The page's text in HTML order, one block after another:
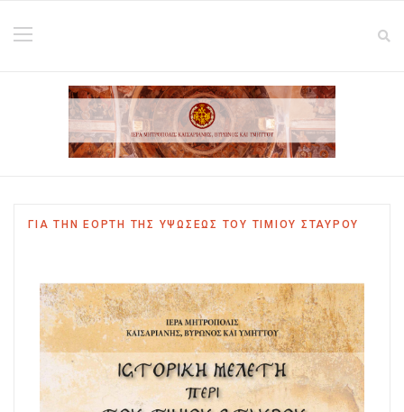
ΓΙΑ ΤΗΝ ΕΟΡΤΗ ΤΗΣ ΥΨΩΣΕΩΣ ΤΟΥ ΤΙΜΙΟΥ ΣΤΑΥΡΟΥ